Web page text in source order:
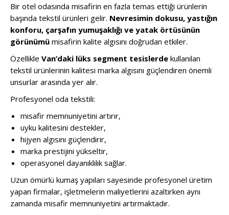
Bir otel odasında misafirin en fazla temas ettiği ürünlerin
başında tekstil ürünleri gelir. Nevresimin dokusu, yastığın
konforu, çarşafın yumuşaklığı ve yatak örtüsünün
görünümü misafirin kalite algısını doğrudan etkiler.
Özellikle Van’daki lüks segment tesislerde kullanılan
tekstil ürünlerinin kalitesi marka algısını güçlendiren önemli
unsurlar arasında yer alır.
Profesyonel oda tekstili:
misafir memnuniyetini artırır,
uyku kalitesini destekler,
hijyen algısını güçlendirir,
marka prestijini yükseltir,
operasyonel dayanıklılık sağlar.
Uzun ömürlü kumaş yapıları sayesinde profesyonel üretim
yapan firmalar, işletmelerin maliyetlerini azaltırken aynı
zamanda misafir memnuniyetini artırmaktadır.